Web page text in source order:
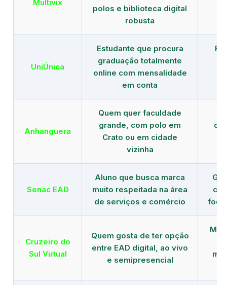
Multivix
polos e biblioteca digital
robusta
UniÚnica
Estudante que procura
graduação totalmente
online com mensalidade
em conta
Anhanguera
Quem quer faculdade
grande, com polo em
Crato ou em cidade
vizinha
Senac EAD
Aluno que busca marca
muito respeitada na área
de serviços e comércio
foco
Cruzeiro do
Sul Virtual
Quem gosta de ter opção
entre EAD digital, ao vivo
e semipresencial